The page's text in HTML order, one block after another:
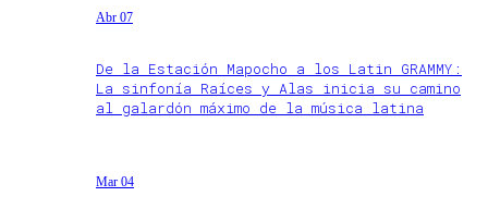
Abr 07
De la Estación Mapocho a los Latin GRAMMY:
La sinfonía Raíces y Alas inicia su camino
al galardón máximo de la música latina
Mar 04